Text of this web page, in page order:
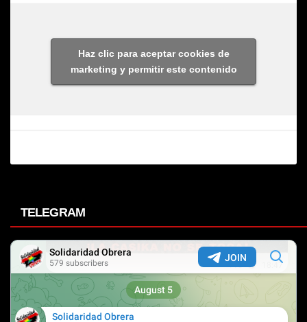
Haz clic para aceptar cookies de
marketing y permitir este contenido
TELEGRAM